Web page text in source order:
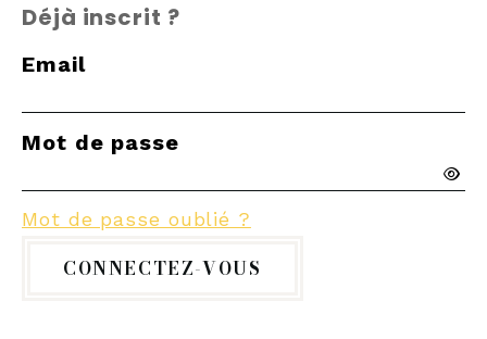
Déjà inscrit ?
Email
Mot de passe
Mot de passe oublié ?
CONNECTEZ-VOUS